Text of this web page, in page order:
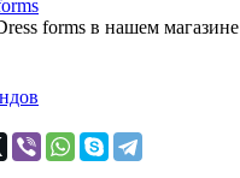
forms в нашем магазине